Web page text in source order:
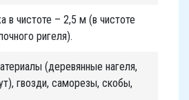
в чистоте – 2,5 м (в чистоте
ригеля).
(деревянные нагеля,
гвозди, саморезы, скобы,